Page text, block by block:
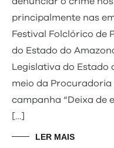
principalmente nas
Festival Folclórico de
do Estado do
Legislativa do Estado
meio da Procuradoria
campanha “Deixa de
[…]
LER MAIS